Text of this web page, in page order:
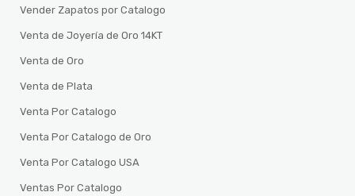
Vender Zapatos por Catalogo
Venta de Joyería de Oro 14KT
Venta de Oro
Venta de Plata
Venta Por Catalogo
Venta Por Catalogo de Oro
Venta Por Catalogo USA
Ventas Por Catalogo